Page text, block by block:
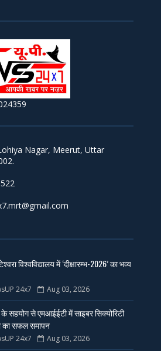
Nagar, Meerut, Uttar
विश्वविद्यालय में ‘दीक्षारम्भ-2026’ का भव्य
24x7 Aug 03, 2026
सहयोग से एमआईईटी में साइबर सिक्योरिटी
का सफल समापन
24x7 Aug 03, 2026